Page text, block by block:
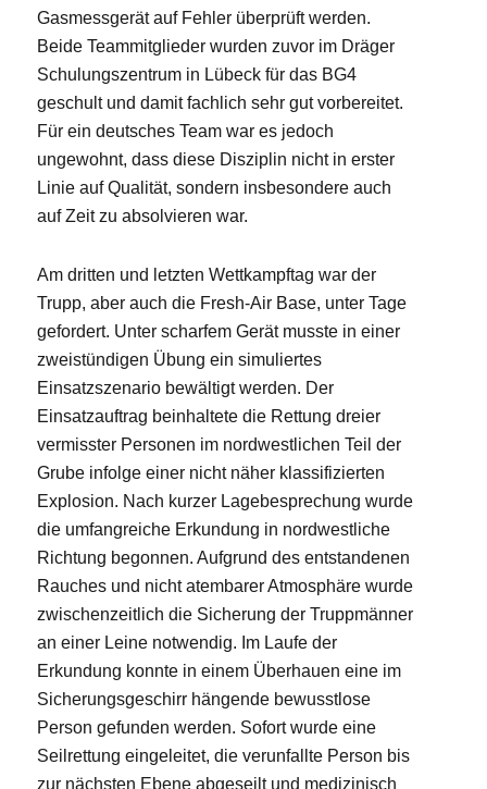
Gasmessgerät auf Fehler überprüft werden.
Beide Teammitglieder wurden zuvor im Dräger
Schulungszentrum in Lübeck für das BG4
geschult und damit fachlich sehr gut vorbereitet.
Für ein deutsches Team war es jedoch
ungewohnt, dass diese Disziplin nicht in erster
Linie auf Qualität, sondern insbesondere auch
auf Zeit zu absolvieren war.
Am dritten und letzten Wettkampftag war der
Trupp, aber auch die Fresh-Air Base, unter Tage
gefordert. Unter scharfem Gerät musste in einer
zweistündigen Übung ein simuliertes
Einsatzszenario bewältigt werden. Der
Einsatzauftrag beinhaltete die Rettung dreier
vermisster Personen im nordwestlichen Teil der
Grube infolge einer nicht näher klassifizierten
Explosion. Nach kurzer Lagebesprechung wurde
die umfangreiche Erkundung in nordwestliche
Richtung begonnen. Aufgrund des entstandenen
Rauches und nicht atembarer Atmosphäre wurde
zwischenzeitlich die Sicherung der Truppmänner
an einer Leine notwendig. Im Laufe der
Erkundung konnte in einem Überhauen eine im
Sicherungsgeschirr hängende bewusstlose
Person gefunden werden. Sofort wurde eine
Seilrettung eingeleitet, die verunfallte Person bis
zur nächsten Ebene abgeseilt und medizinisch